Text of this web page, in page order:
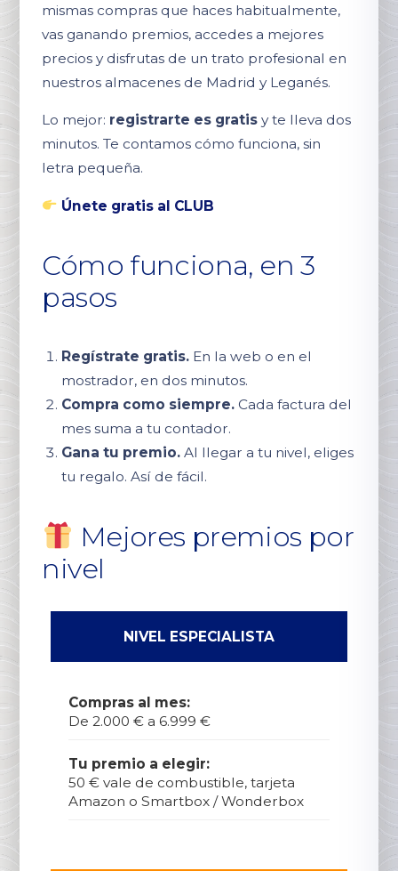
mismas compras que haces habitualmente,
vas ganando premios, accedes a mejores
precios y disfrutas de un trato profesional en
nuestros almacenes de Madrid y Leganés.
Lo mejor: registrarte es gratis y te lleva dos
minutos. Te contamos cómo funciona, sin
letra pequeña.
Únete gratis al CLUB
Cómo funciona, en 3
pasos
Regístrate gratis. En la web o en el
mostrador, en dos minutos.
Compra como siempre. Cada factura del
mes suma a tu contador.
Gana tu premio. Al llegar a tu nivel, eliges
tu regalo. Así de fácil.
Mejores premios por
nivel
NIVEL ESPECIALISTA
Compras al mes:
De 2.000 € a 6.999 €
Tu premio a elegir:
50 € vale de combustible, tarjeta
Amazon o Smartbox / Wonderbox